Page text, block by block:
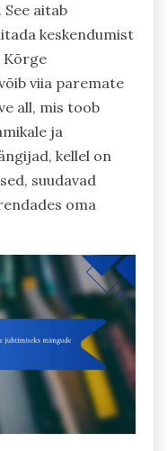
aitab
keskendumist
Kõrge
viia paremate
all, mis toob
ja
kellel on
suudavad
oma